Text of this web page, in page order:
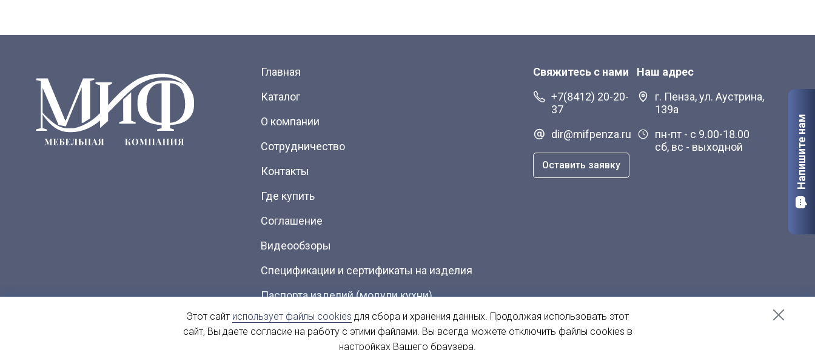
Главная
Каталог
О компании
Сотрудничество
Контакты
Где купить
Соглашение
Видеообзоры
Спецификации и сертификаты на изделия
Паспорта изделий (модули кухни)
Каталоги (Скачать PDF)
Свяжитесь с нами
+7(8412) 20-20-
37
dir@mifpenza.ru
Оставить заявку
Наш адрес
г. Пенза, ул. Аустрина,
139а
пн-пт - с 9.00-18.00
сб, вс - выходной
Напишите нам
Этот сайт использует файлы cookies для сбора и хранения данных. Продолжая использовать этот
сайт, Вы даете согласие на работу с этими файлами. Вы всегда можете отключить файлы cookies в
настройках Вашего браузера.